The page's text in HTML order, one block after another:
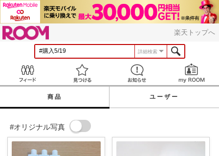
楽天トップへ
詳細検索
見つける お知らせ
商品 ユーザー
#オリジナル写真